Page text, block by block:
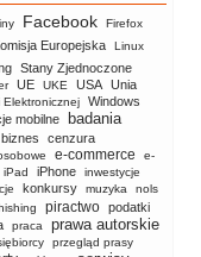
Facebook Firefox
Europejska Linux
Stany Zjednoczone
UE UKE USA
Unia
Elektronicznej Windows
mobilne badania
biznes cenzura
e-commerce
e-
iPad iPhone inwestycje
konkursy muzyka nols
piractwo podatki
praca prawa autorskie
przegląd prasy